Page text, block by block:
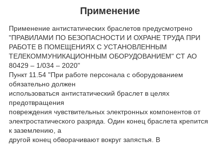
Применение
Применение антистатических браслетов предусмотрено
"ПРАВИЛАМИ ПО БЕЗОПАСНОСТИ И ОХРАНЕ ТРУДА ПРИ
РАБОТЕ В ПОМЕЩЕНИЯХ С УСТАНОВЛЕННЫМ
ТЕЛЕКОММУНИКАЦИОННЫМ ОБОРУДОВАНИЕМ" СТ АО
80429 – 1/034 – 2020"
Пункт 11.54 "При работе персонала с оборудованием
обязательно должен
использоваться антистатический браслет в целях
предотвращения
повреждения чувствительных электронных компонентов от
электростатического разряда. Один конец браслета крепится
к заземлению, а
другой конец обворачивают вокруг запястья. В